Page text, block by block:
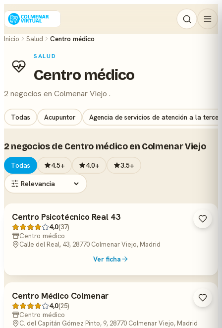
Inicio Salud Centro médico
SALUD
Centro médico
2 negocios en Colmenar Viejo .
Todas Acupuntor Agencia de servicios de atención a la
2 negocios de Centro médico en Colmenar Viejo
Todas 4.5+ 4.0+ 3.5+
Centro Psicotécnico Real 43
4,0(37)
Centro médico
Calle del Real, 43, 28770 Colmenar Viejo, Madrid
Ver ficha
Centro Médico Colmenar
4,0(25)
Centro médico
C. del Capitán Gómez Pinto, 9, 28770 Colmenar Viejo, Madrid